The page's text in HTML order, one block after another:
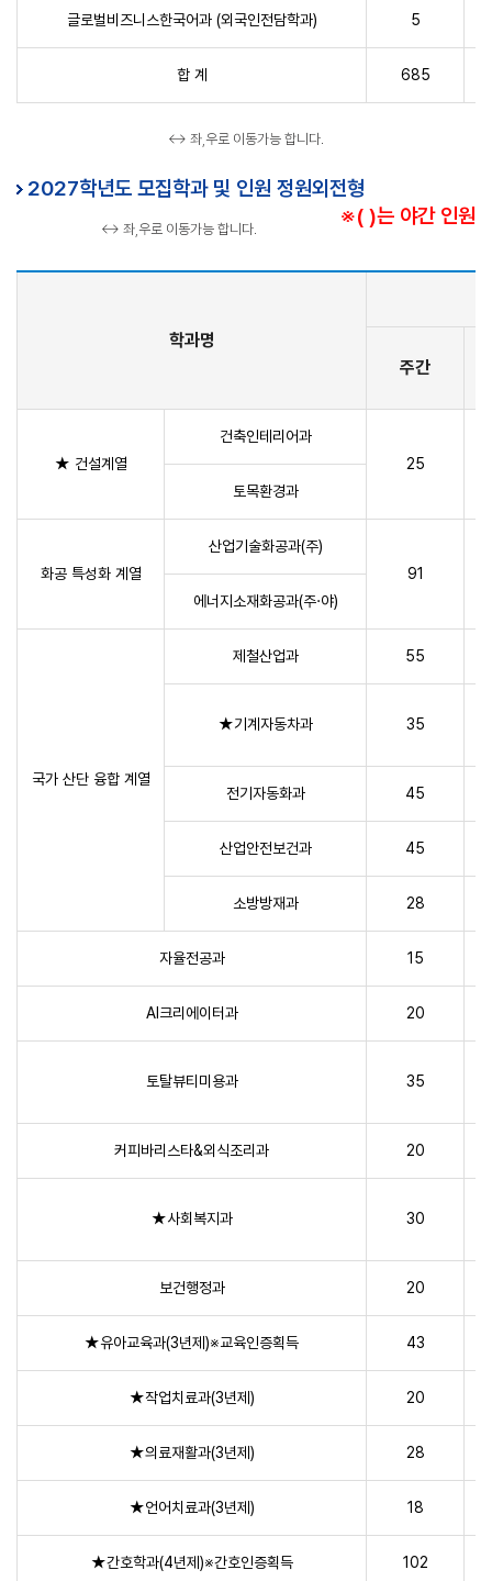
글로벌비즈니스한국어과 (외국인전담학과) 5
합 계 685
↔ 좌,우로 이동가능 합니다.
2027학년도 모집학과 및 인원 정원외전형
※( )는 야간 인원
↔ 좌,우로 이동가능 합니다.
학과명
주간
★ 건설계열
건축인테리어과
25
토목환경과
화공 특성화 계열
산업기술화공과(주)
91
에너지소재화공과(주·야)
국가 산단 융합 계열
제철산업과 55
★기계자동차과 35
전기자동화과 45
산업안전보건과 45
소방방재과 28
자율전공과 15
AI크리에이터과 20
토탈뷰티미용과 35
커피바리스타&외식조리과 20
★사회복지과 30
보건행정과 20
★유아교육과(3년제)※교육인증획득 43
★작업치료과(3년제) 20
★의료재활과(3년제) 28
★언어치료과(3년제) 18
★간호학과(4년제)※간호인증획득 102